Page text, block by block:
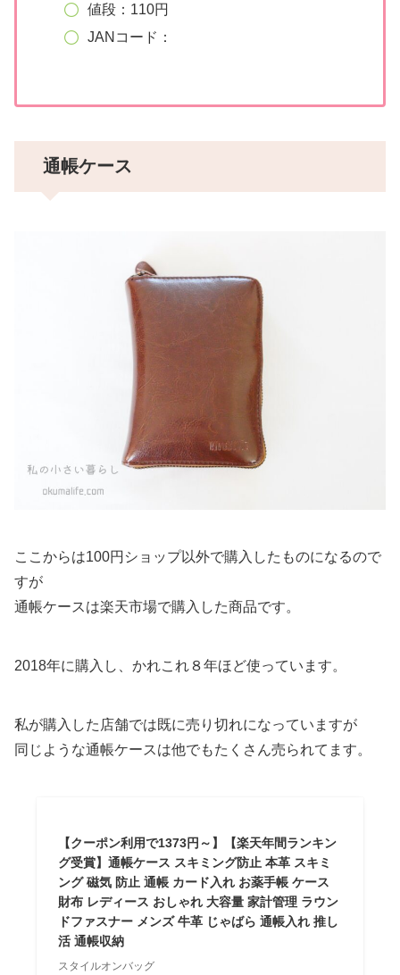
値段：110円
JANコード：
通帳ケース
ここからは100円ショップ以外で購入したものになるので
すが
通帳ケースは楽天市場で購入した商品です。
2018年に購入し、かれこれ８年ほど使っています。
私が購入した店舗では既に売り切れになっていますが
同じような通帳ケースは他でもたくさん売られてます。
【クーポン利用で1373円～】【楽天年間ランキン
グ受賞】通帳ケース スキミング防止 本革 スキミ
ング 磁気 防止 通帳 カード入れ お薬手帳 ケース
財布 レディース おしゃれ 大容量 家計管理 ラウン
ドファスナー メンズ 牛革 じゃばら 通帳入れ 推し
活 通帳収納
スタイルオンバッグ